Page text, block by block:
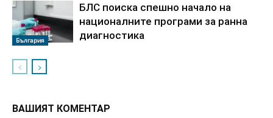
България
БЛС поиска спешно начало на
националните програми за ранна
диагностика
ВАШИЯТ КОМЕНТАР